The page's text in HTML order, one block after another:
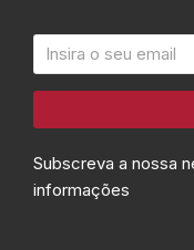
Subscreva a nossa
informações